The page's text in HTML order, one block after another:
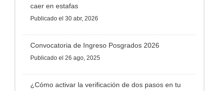
caer en estafas
Publicado el 30 abr, 2026
Convocatoria de Ingreso Posgrados 2026
Publicado el 26 ago, 2025
¿Cómo activar la verificación de dos pasos en tu